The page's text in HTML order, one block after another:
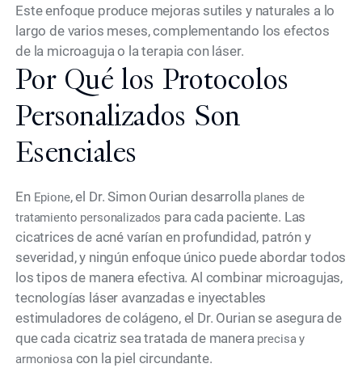
Este enfoque produce mejoras sutiles y naturales a lo
largo de varios meses, complementando los efectos
de la microaguja o la terapia con láser.
Por Qué los Protocolos
Personalizados Son
Esenciales
En Epione, el Dr. Simon Ourian desarrolla planes de
tratamiento personalizados para cada paciente. Las
cicatrices de acné varían en profundidad, patrón y
severidad, y ningún enfoque único puede abordar todos
los tipos de manera efectiva. Al combinar microagujas,
tecnologías láser avanzadas e inyectables
estimuladores de colágeno, el Dr. Ourian se asegura de
que cada cicatriz sea tratada de manera precisa y
armoniosa con la piel circundante.